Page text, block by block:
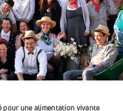
Un collectif optimiste engagé pour une alimentation vivante